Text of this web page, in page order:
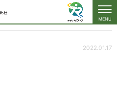
MENU
2022.01.17